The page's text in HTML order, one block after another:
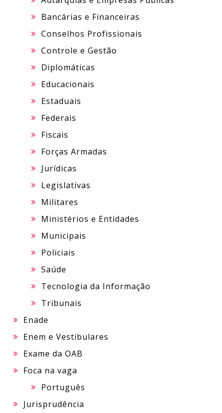
Bancárias e Financeiras
Conselhos Profissionais
Controle e Gestão
Diplomáticas
Educacionais
Estaduais
Federais
Fiscais
Forças Armadas
Jurídicas
Legislativas
Militares
Ministérios e Entidades
Municipais
Policiais
Saúde
Tecnologia da Informação
Tribunais
Enade
Enem e Vestibulares
Exame da OAB
Foca na vaga
Português
Jurisprudência